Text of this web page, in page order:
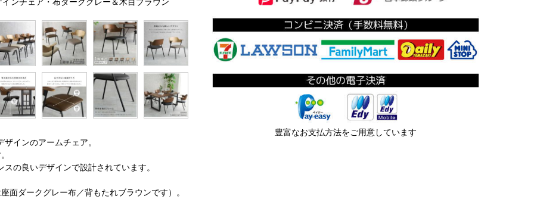
インのアームチェア。
の良いデザインで設計されています。
面ダークグレー布／背もたれブラウンです）。
豊富なお支払方法をご用意しています